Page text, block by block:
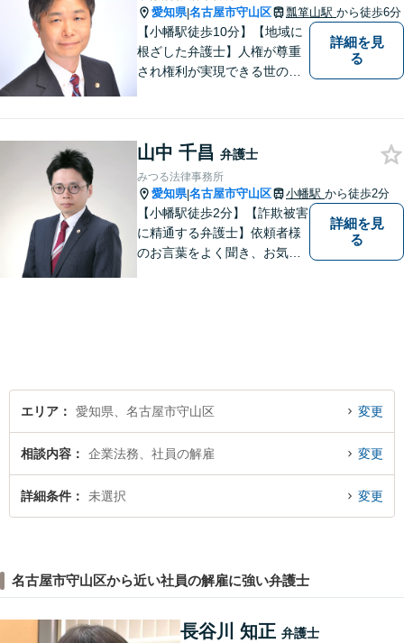
愛知県|名古屋市守山区 瓢箪山駅 から徒歩6分
【小幡駅徒歩10分】【地域に
根ざした弁護士】人権が尊重
され権利が実現できる世の中
故など、幅広く対応可能。
【夜間／休日対応可能】お悩
みの方はどうぞお気軽にご相
談ください。
詳細を見
る
山中 千昌 弁護士
みつる法律事務所
愛知県|名古屋市守山区 小幡駅 から徒歩2分
【小幡駅徒歩2分】【詐欺被害
に精通する弁護士】依頼者様
のお言葉をよく聞き、お気持
詳細を見
る
エリア 愛知県、名古屋市守山区 変更
相談内容 企業法務、社員の解雇 変更
詳細条件 未選択 変更
名古屋市守山区から近い社員の解雇に強い弁護士
長谷川 知正 弁護士